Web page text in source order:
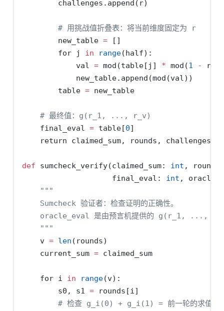
        challenges.append(r)
# 用挑战值折叠表：将当前维度固定为 r
        new_table
= []
for j in range(half):
            val
= mod(table[j] * mod(1 - r)
            new_table.append(mod(val))
        table
= new_table
# 最终值：g(r_1, ..., r_v)
    final_eval
= table[0]
return claimed_sum, rounds, challenges,
def sumcheck_verify(claimed_sum: int ,
                    final_eval:
int ,
"""
    Sumcheck 验证者：检查证明的正确性。
oracle_eval 是由预言机提供的 g(r_1, ...,
    """
    v
= len (rounds)
    current_sum
= claimed_sum
for i in range(v):
        s0, s1
= rounds[i]
# 检查 g_i(0) + g_i(1) = 前一轮的求值